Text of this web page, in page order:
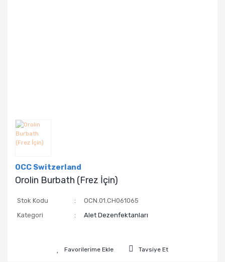
OCC Switzerland
Orolin Burbath (Frez İçin)
Stok Kodu
OCN.01.CH061065
Kategori
Alet Dezenfektanları
Tavsiye Et